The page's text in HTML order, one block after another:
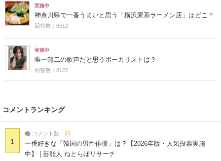
実施中
神奈川県で一番うまいと思う「横浜家系ラーメン店」はどこ？
回答数：8512
実施中
唯一無二の歌声だと思うボーカリストは？
回答数：8122
コメントランキング
1
コメント数： 21
一番好きな「韓国の男性俳優」は？【2026年版・人気投票実施
中】 | 芸能人 ねとらぼリサーチ